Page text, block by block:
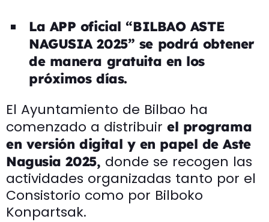
La APP oficial “BILBAO ASTE
NAGUSIA 2025” se podrá obtener
de manera gratuita en los
próximos días.
El Ayuntamiento de Bilbao ha
comenzado a distribuir el programa
en versión digital y en papel de Aste
Nagusia 2025, donde se recogen las
actividades organizadas tanto por el
Consistorio como por Bilboko
Konpartsak.